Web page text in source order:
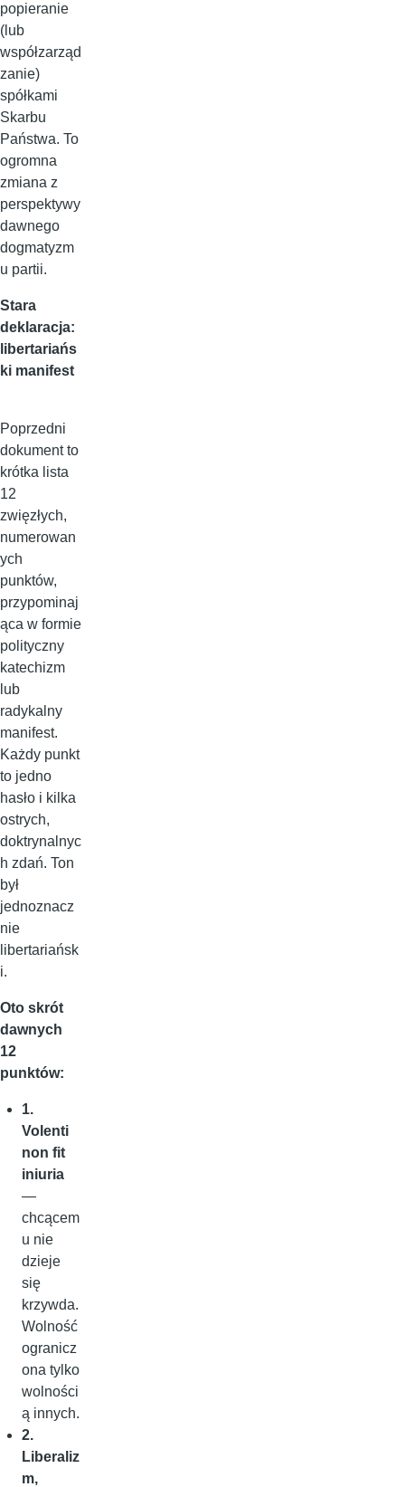
popieranie
(lub
współzarząd
zanie)
spółkami
Skarbu
Państwa. To
ogromna
zmiana z
perspektywy
dawnego
dogmatyzm
u partii.
Stara
deklaracja:
libertariańs
ki manifest
Poprzedni
dokument to
krótka lista
12
zwięzłych,
numerowan
ych
punktów,
przypominaj
ąca w formie
polityczny
katechizm
lub
radykalny
manifest.
Każdy punkt
to jedno
hasło i kilka
ostrych,
doktrynalnyc
h zdań. Ton
był
jednoznacz
nie
libertariańsk
i.
Oto skrót
dawnych
12
punktów:
1.
Volenti
non fit
iniuria
—
chcącem
u nie
dzieje
się
krzywda.
Wolność
ogranicz
ona tylko
wolności
ą innych.
2.
Liberaliz
m,